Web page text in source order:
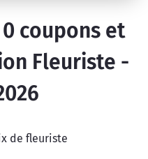
0 coupons et
Fleuriste -
de fleuriste